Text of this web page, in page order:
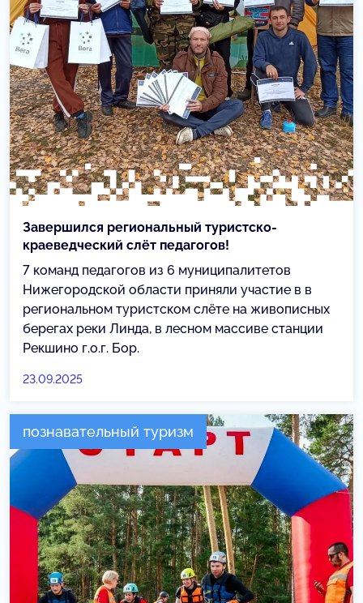
Завершился региональный туристско-
краеведческий слёт педагогов!
7 команд педагогов из 6 муниципалитетов
Нижегородской области приняли участие в в
региональном туристском слёте на живописных
берегах реки Линда, в лесном массиве станции
Рекшино г.о.г. Бор.
23.09.2025
познавательный туризм